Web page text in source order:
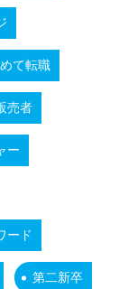
て転職
売者
ー
ード
第二新卒